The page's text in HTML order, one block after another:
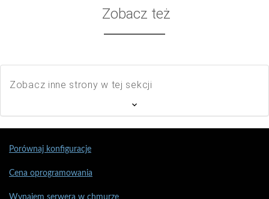
Zobacz też
Zobacz inne strony w tej sekcji
Porównaj konfiguracje
Cena oprogramowania